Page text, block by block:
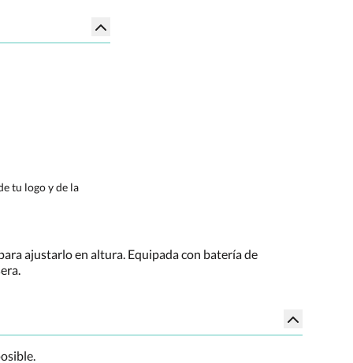
tu logo y de la
ajustarlo en altura. Equipada con batería de